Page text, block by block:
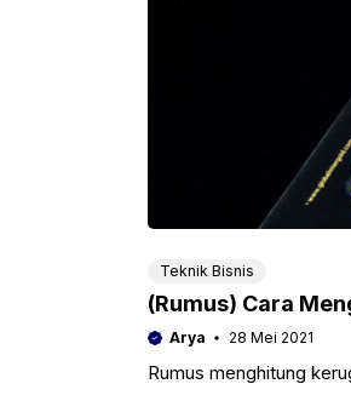
Teknik Bisnis
(Rumus) Cara
Arya 28 Mei 2021
Rumus menghitung